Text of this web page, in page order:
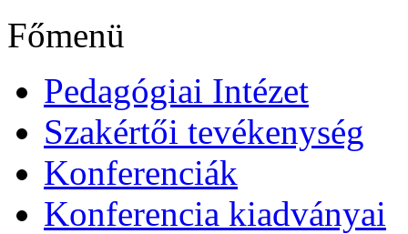
Főmenü
Pedagógiai Intézet
Szakértői tevékenység
Konferenciák
Konferencia kiadványai